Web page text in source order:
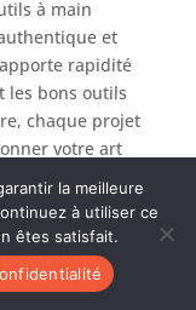
à main
et
rapidité
les bons outils
chaque projet
votre art
besoins et
la meilleure
à utiliser ce
êtes satisfait.